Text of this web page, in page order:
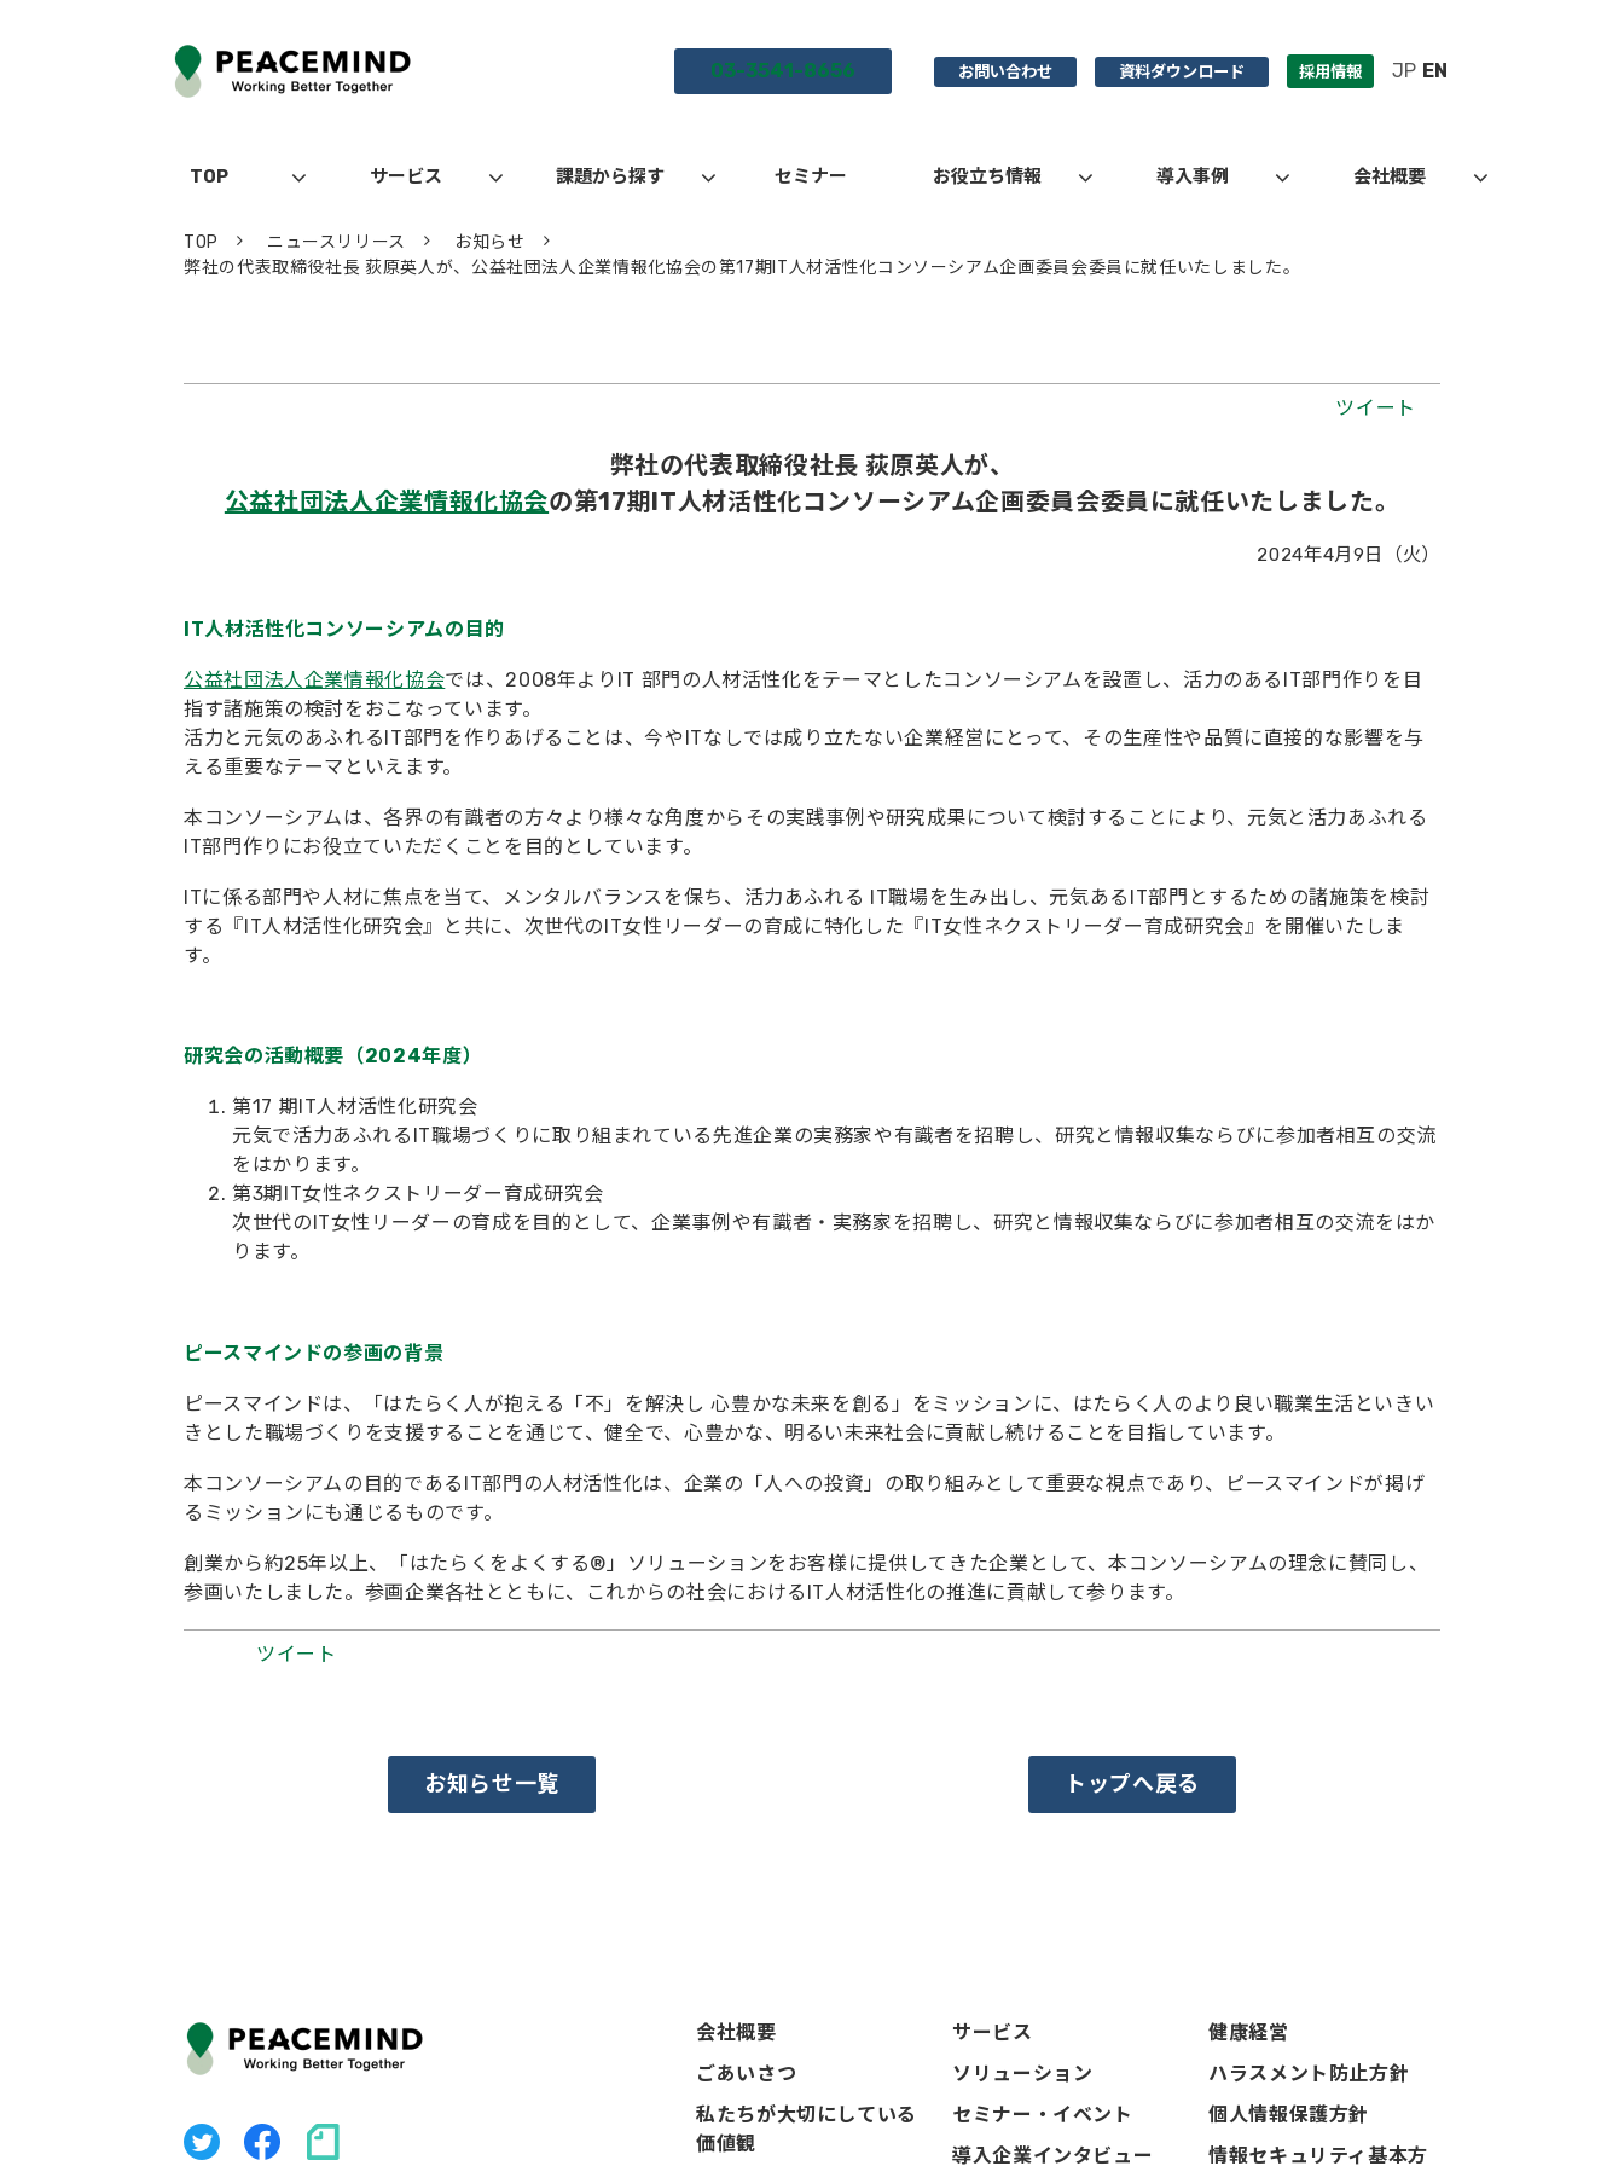
03-3541-8656 お問い合わせ 資料ダウンロード 採用情報 JP EN
TOP サービス 課題から探す セミナー お役立ち情報 導入事例 会社概要
TOP ニュースリリース
お知らせ
弊社の代表取締役社長 荻原英人が、公益社団法人企業情報化協会の第17期IT人材活性化コンソーシアム企画委員会委員に就任いたしました。
ツイート
弊社の代表取締役社長 荻原英人が、
公益社団法人企業情報化協会の第17期IT人材活性化コンソーシアム企画委員会委員に就任いたしました。
2024年4月9日（火）
IT人材活性化コンソーシアムの目的
公益社団法人企業情報化協会では、2008年よりIT 部門の人材活性化をテーマとしたコンソーシアムを設置し、活力のあるIT部門作りを目
指す諸施策の検討をおこなっています。
活力と元気のあふれるIT部門を作りあげることは、今やITなしでは成り立たない企業経営にとって、その生産性や品質に直接的な影響を与
える重要なテーマといえます。
本コンソーシアムは、各界の有識者の方々より様々な角度からその実践事例や研究成果について検討することにより、元気と活力あふれる
IT部門作りにお役立ていただくことを目的としています。
ITに係る部門や人材に焦点を当て、メンタルバランスを保ち、活力あふれる IT職場を生み出し、元気あるIT部門とするための諸施策を検討
する『IT人材活性化研究会』と共に、次世代のIT女性リーダーの育成に特化した『IT女性ネクストリーダー育成研究会』を開催いたしま
す。
研究会の活動概要（2024年度）
第17 期IT人材活性化研究会
元気で活力あふれるIT職場づくりに取り組まれている先進企業の実務家や有識者を招聘し、研究と情報収集ならびに参加者相互の交流
をはかります。
第3期IT女性ネクストリーダー育成研究会
次世代のIT女性リーダーの育成を目的として、企業事例や有識者・実務家を招聘し、研究と情報収集ならびに参加者相互の交流をはか
ります。
ピースマインドの参画の背景
ピースマインドは、「はたらく人が抱える「不」を解決し 心豊かな未来を創る」をミッションに、はたらく人のより良い職業生活といきい
きとした職場づくりを支援することを通じて、健全で、心豊かな、明るい未来社会に貢献し続けることを目指しています。
本コンソーシアムの目的であるIT部門の人材活性化は、企業の「人への投資」の取り組みとして重要な視点であり、ピースマインドが掲げ
るミッションにも通じるものです。
創業から約25年以上、「はたらくをよくする®」ソリューションをお客様に提供してきた企業として、本コンソーシアムの理念に賛同し、
参画いたしました。参画企業各社とともに、これからの社会におけるIT人材活性化の推進に貢献して参ります。
ツイート
お知らせ一覧 トップへ戻る
会社概要
ごあいさつ
私たちが大切にしている
価値観
サービス
ソリューション
セミナー・イベント
導入企業インタビュー
健康経営
ハラスメント防止方針
個人情報保護方針
情報セキュリティ基本方